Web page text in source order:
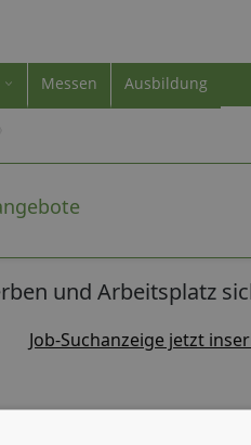
Messen Ausbildung
und Arbeitsplatz
Job-Suchanzeige jetzt